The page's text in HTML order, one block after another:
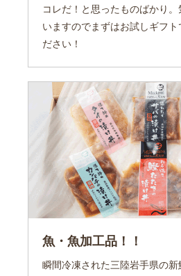
コレだ！と思ったものばかり
いますのでまずはお試しギフト
ださい！
魚・魚加工品！！
瞬間冷凍された三陸岩手県の